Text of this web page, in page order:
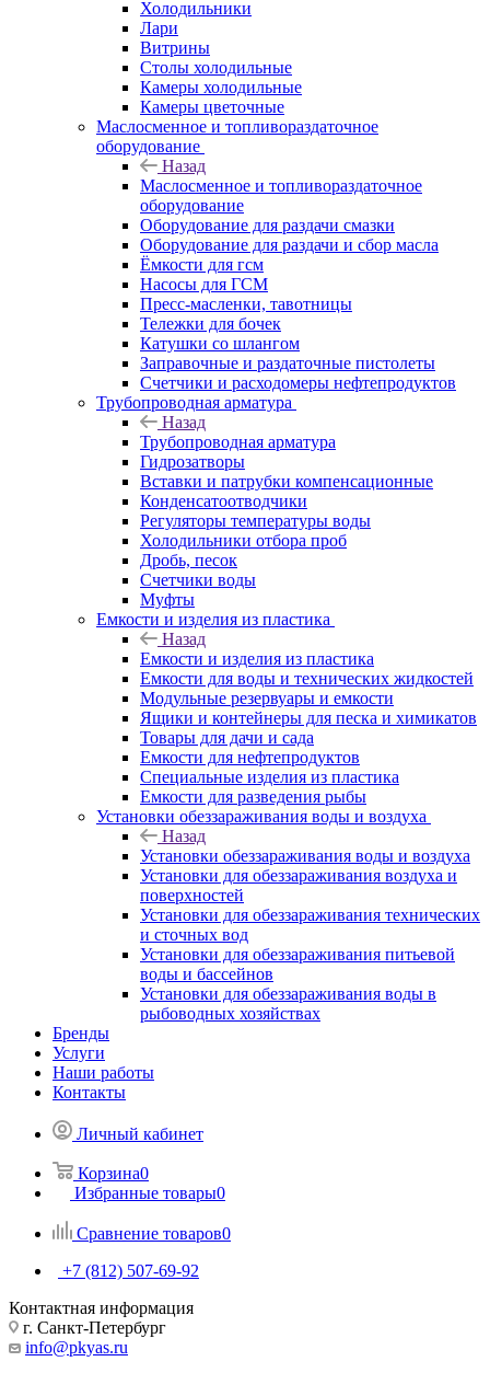
Холодильники
Лари
Витрины
Столы холодильные
Камеры холодильные
Камеры цветочные
Маслосменное и топливораздаточное
оборудование
Назад
Маслосменное и топливораздаточное
оборудование
Оборудование для раздачи смазки
Оборудование для раздачи и сбор масла
Ёмкости для гсм
Насосы для ГСМ
Пресс-масленки, тавотницы
Тележки для бочек
Катушки со шлангом
Заправочные и раздаточные пистолеты
Счетчики и расходомеры нефтепродуктов
Трубопроводная арматура
Назад
Трубопроводная арматура
Гидрозатворы
Вставки и патрубки компенсационные
Конденсатоотводчики
Регуляторы температуры воды
Холодильники отбора проб
Дробь, песок
Счетчики воды
Муфты
Емкости и изделия из пластика
Назад
Емкости и изделия из пластика
Емкости для воды и технических жидкостей
Модульные резервуары и емкости
Ящики и контейнеры для песка и химикатов
Товары для дачи и сада
Емкости для нефтепродуктов
Специальные изделия из пластика
Емкости для разведения рыбы
Установки обеззараживания воды и воздуха
Назад
Установки обеззараживания воды и воздуха
Установки для обеззараживания воздуха и
поверхностей
Установки для обеззараживания технических
и сточных вод
Установки для обеззараживания питьевой
воды и бассейнов
Установки для обеззараживания воды в
рыбоводных хозяйствах
Бренды
Услуги
Наши работы
Контакты
Личный кабинет
Корзина0
Избранные товары0
Сравнение товаров0
+7 (812) 507-69-92
Контактная информация
г. Санкт-Петербург
info@pkyas.ru